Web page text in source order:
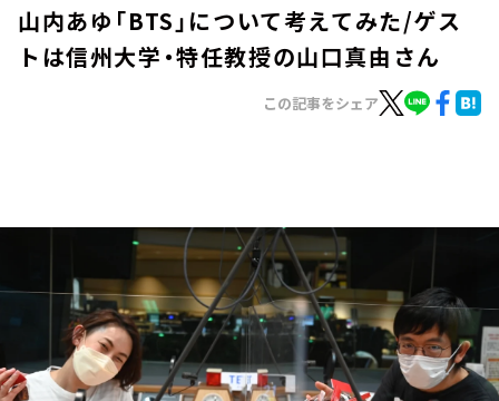
トピックス
TBS Podcast
お知らせ
イベント・グッズ
YouTube
会社情報
山内あゆ「BTS」について考えてみた/ゲス
トは信州大学・特任教授の山口真由さん
この記事をシェア